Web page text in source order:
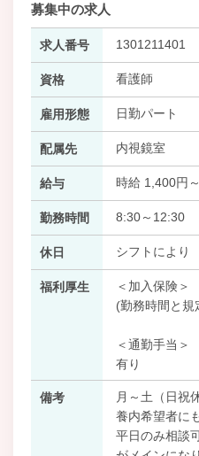
募集中の求人
求人番号 1301211401
資格 看護師
雇用形態 日勤パート
配属先 内視鏡室
給与 時給 1,400円～
勤務時間 8:30～12:30
休日 シフトにより
福利厚生
＜加入保険＞
(勤務時間と規
＜通勤手当＞
有り
備考
月～土（日祝
養内希望者に
平日のみ相談